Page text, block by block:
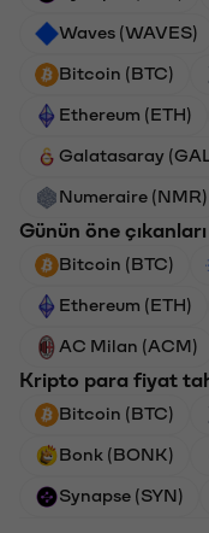
Waves (WAVES)
Bitcoin (BTC)
Ethereum (ETH)
Galatasaray
Numeraire (NMR)
Günün öne çıkanları
Bitcoin (BTC)
Ethereum (ETH)
AC Milan (ACM)
Kripto para fiyat
Bitcoin (BTC)
Bonk (BONK)
Synapse (SYN)